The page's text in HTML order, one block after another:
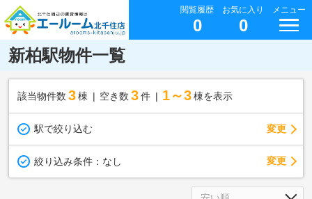
閲覧履歴
0
お気に入り
0
メニュー
新柏駅物件一覧
該当物件数 3棟 空き数 3 件 1～3 棟を表示
駅で絞り込む 変更
絞り込み条件： なし 変更